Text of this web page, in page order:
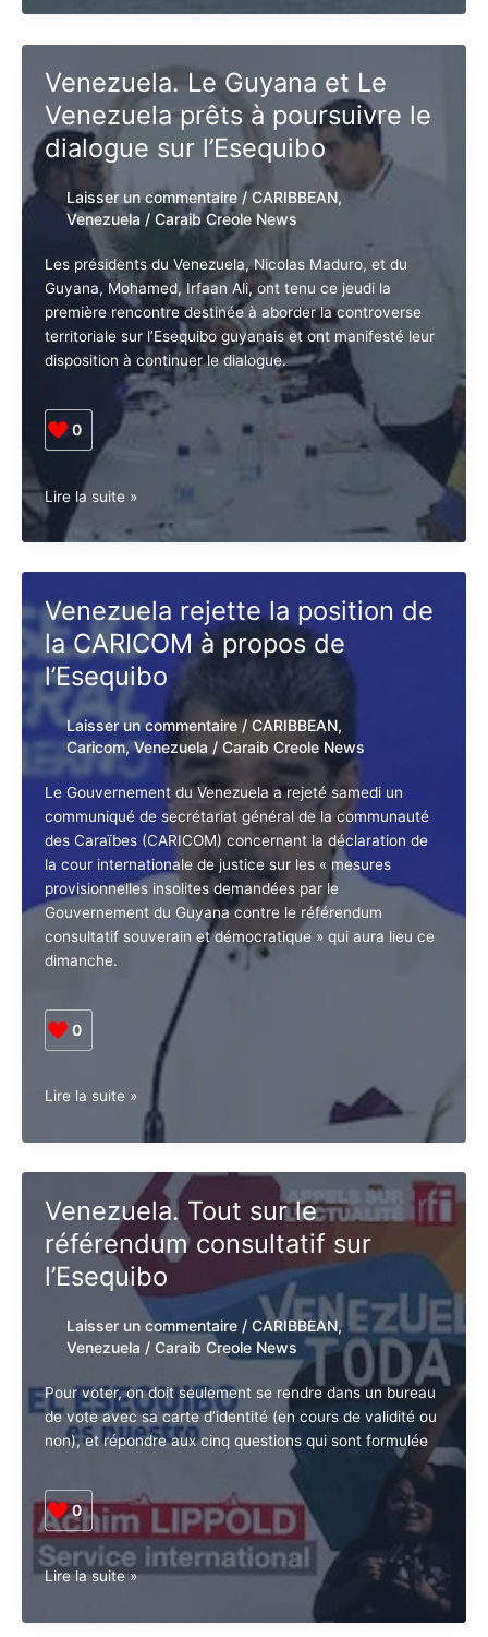
Un
bateau
de
la
marine
britannique
de
Guyana
Venezuela. Le Guyana et Le
Venezuela prêts à poursuivre
le dialogue sur l’Esequibo
Laisser un commentaire
Venezuela/Caraib Creole News
Les présidents du Venezuela, Nicolas Maduro, et du
Guyana, Mohamed, Irfaan Ali, ont tenu ce jeudi la
première rencontre destinée à aborder la controverse
territoriale sur l’Esequibo guyanais et ont manifesté
leur disposition à continuer le dialogue.
Le
Guyana
et
Le
Venezuela
prêts
à
poursuivre
dialogue
sur
l’Esequibo
Venezuela rejette la position
de la CARICOM à propos de
l’Esequibo
Laisser un commentaire CARIBBEAN,
Caricom,Venezuela /Caraib Creole News
Le Gouvernement du Venezuela a rejeté samedi un
communiqué de secrétariat général de la
communauté des Caraïbes (CARICOM) concernant la
déclaration de la cour internationale de justice sur les
« mesures provisionnelles insolites demandées par le
Gouvernement du Guyana contre le référendum
consultatif souverain et démocratique » qui aura lieu
ce dimanche.
0
rejette
la
position
de
la
CARICOM
propos
l’Esequibo
Venezuela. Tout sur le
référendum consultatif sur
l’Esequibo
Laisser un commentaire CARIBBEAN
Venezuela/Caraib Creole News
Pour voter, on doit seulement se rendre dans un
bureau de vote avec sa carte d’identité (en cours de
validité ou non), et répondre aux cinq questions qui
sont formulée
Abonnez-vous à la Newsletter pour ne rien
manquer !
E-mail*
X